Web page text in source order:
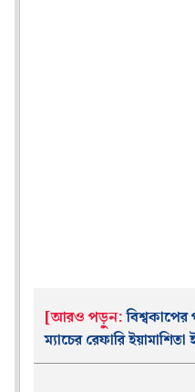
[আরও পড়ুন:
ম্যাচের রেফারি